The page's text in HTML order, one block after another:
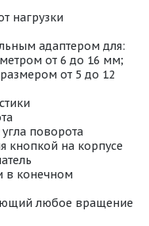
нагрузки
адаптером для:
от 6 до 16 мм;
от 5 до 12
поворота
кнопкой на корпусе
в конечном
любое вращение